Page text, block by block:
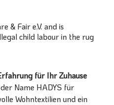
& Fair e.V. and is
child labour in the rug
für Ihr Zuhause
Name HADYS für
Wohntextilien und ein